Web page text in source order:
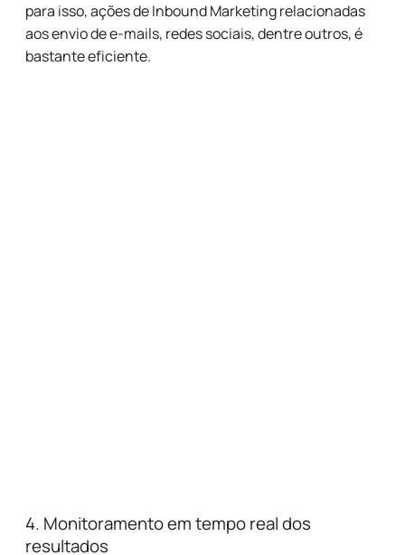
para isso, ações de Inbound Marketing relacionadas
aos envio de e-mails, redes sociais, dentre outros, é
bastante eficiente.
4. Monitoramento em tempo real dos
resultados